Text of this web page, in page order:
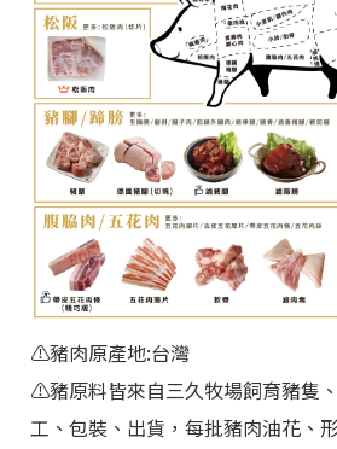
⚠️豬肉原產地:台灣
⚠️豬原料皆來自三久牧場飼育豬隻
工、包裝、出貨，每批豬肉油花、